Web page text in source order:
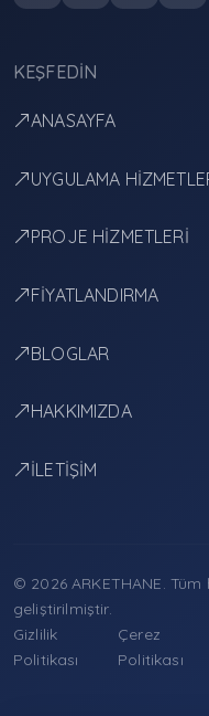
KEŞFEDIN
ANASAYFA
UYGULAMA
PROJE HİZMETLERİ
FİYATLANDIRMA
BLOGLAR
HAKKIMIZDA
İLETİŞİM
© 2026 ARKETHANE. Tüm
geliştirilmiştir.
Gizlilik
Politikası
Çerez
Politikası